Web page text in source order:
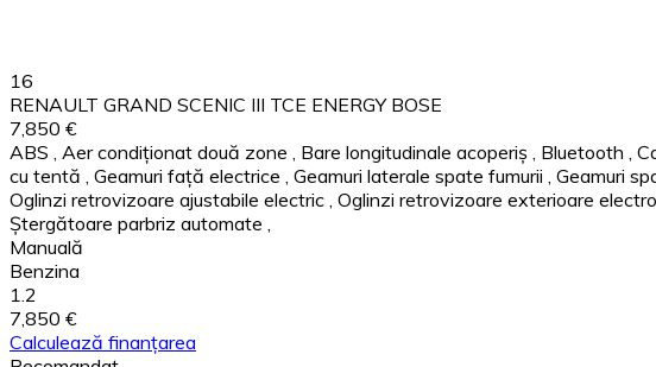
16
RENAULT GRAND SCENIC III TCE ENERGY BOSE
7,850 €
ABS , Aer condiționat două zone , Bare longitudinale acoperiș , Bluetooth ,
cu tentă , Geamuri față electrice , Geamuri laterale spate fumurii , Geamuri
Oglinzi retrovizoare ajustabile electric , Oglinzi retrovizoare exterioare
Ștergătoare parbriz automate ,
Manuală
Benzina
1.2
7,850 €
Calculează finanțarea